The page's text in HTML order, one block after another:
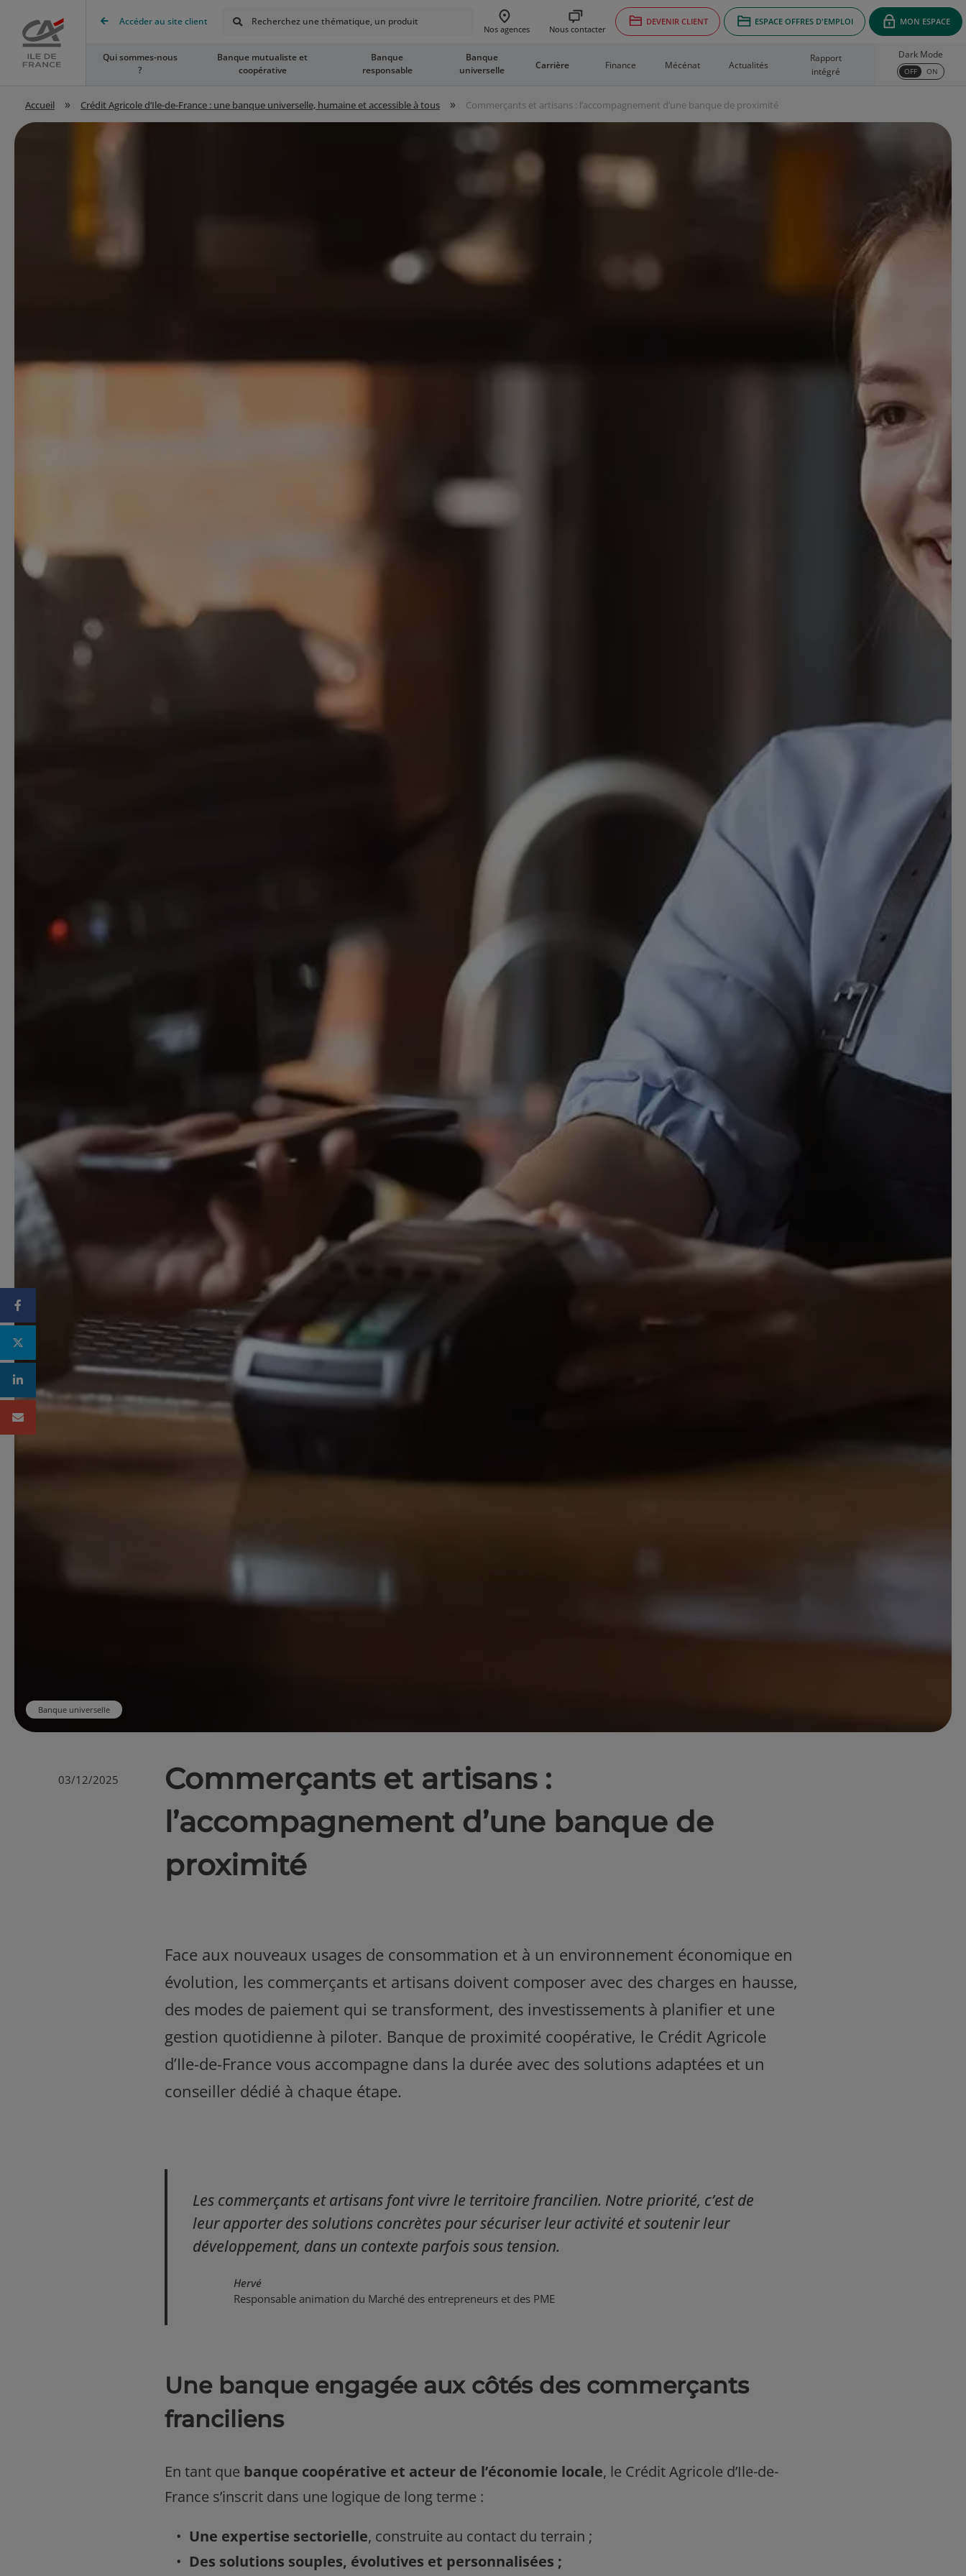
Accueil
Accéder au site client
Recherchez une thématique, un produit
Rechercher
Nos agences Nous contacter
DEVENIR CLIENT ESPACE OFFRES D'EMPLOI MON ESPACE
Qui sommes-nous
?
Banque mutualiste et
coopérative
Banque
responsable
Banque
universelle
Carrière Finance Mécénat Actualités
Rapport
intégré
Dark Mode
OFF ON
Accueil » Crédit Agricole d’Ile-de-France : une banque universelle, humaine et accessible à tous » Commerçants et artisans : l’accompagnement d’une banque de proximité
Banque universelle
03/12/2025
Commerçants et artisans :
l’accompagnement d’une banque de
proximité
Face aux nouveaux usages de consommation et à un environnement économique en
évolution, les commerçants et artisans doivent composer avec des charges en hausse,
des modes de paiement qui se transforment, des investissements à planifier et une
gestion quotidienne à piloter. Banque de proximité coopérative, le Crédit Agricole
d’Ile-de-France vous accompagne dans la durée avec des solutions adaptées et un
conseiller dédié à chaque étape.
Les commerçants et artisans font vivre le territoire francilien. Notre priorité, c’est de
leur apporter des solutions concrètes pour sécuriser leur activité et soutenir leur
développement, dans un contexte parfois sous tension.
Hervé
Responsable animation du Marché des entrepreneurs et des PME
Une banque engagée aux côtés des commerçants
franciliens
En tant que banque coopérative et acteur de l’économie locale, le Crédit Agricole d’Ile-de-
France s’inscrit dans une logique de long terme :
Une expertise sectorielle, construite au contact du terrain ;
Des solutions souples, évolutives et personnalisées ;
Facebook
Twitter
Linkedin
Mail